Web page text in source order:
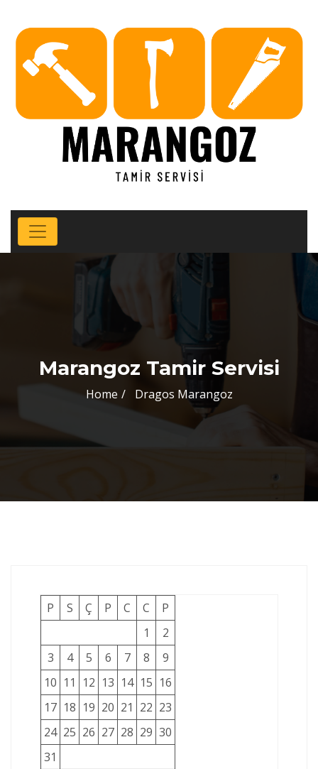
Marangoz Tamir Servisi
Home Dragos Marangoz
P S Ç P C C
P
1
2
3
4 5 6 7 8
9
10 11 12 13 14 15 16
17 18 19 20 21 22 23
24 25 26 27 28 29 30
31